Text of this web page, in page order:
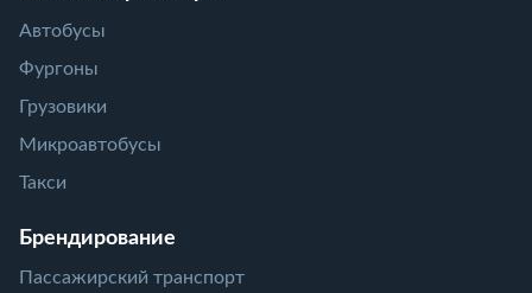
Автобусы
Фургоны
Грузовики
Микроавтобусы
Такси
Брендирование
Пассажирский транспорт